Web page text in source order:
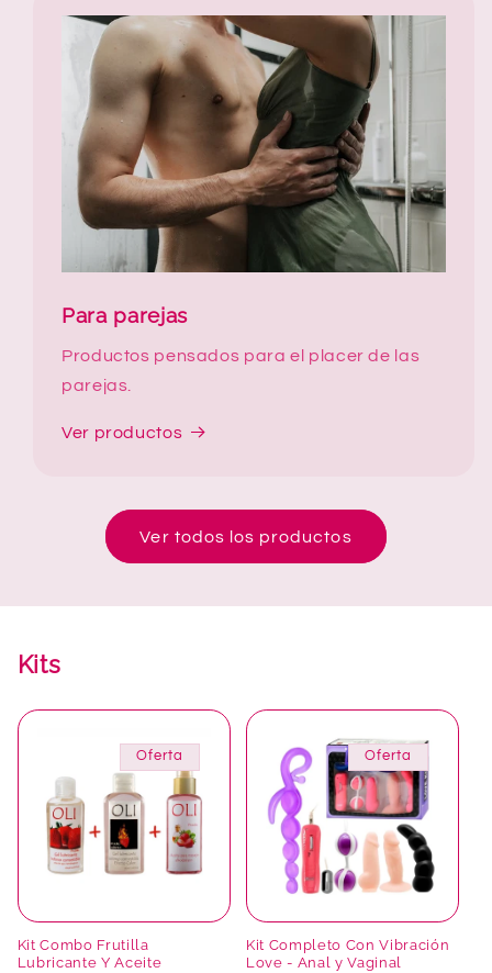
Para parejas
Productos pensados para el placer de las
parejas.
Ver productos
Ver todos los productos
Kits
Oferta
Kit Combo Frutilla
Lubricante Y Aceite
Oferta
Kit Completo Con Vibración
Love - Anal y Vaginal